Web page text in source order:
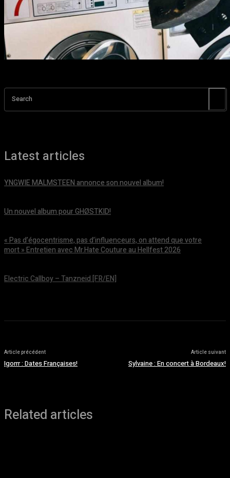
Search
Latest articles
YNGWIE MALMSTEEN annonce son nouvel album!
Un nouvel album pour GHØSTKID!
« Pas d’égocentrisme, pas d’influenceurs, on attend que votre
mort » Entretien avec Mr.Hate Couture au Hellfest 2026
Electric Callboy – Tanzneid [FR/EN]
Article précédent
Igorrr : Dates Françaises!
Article suivant
Sylvaine : En concert à Bordeaux!
Related articles